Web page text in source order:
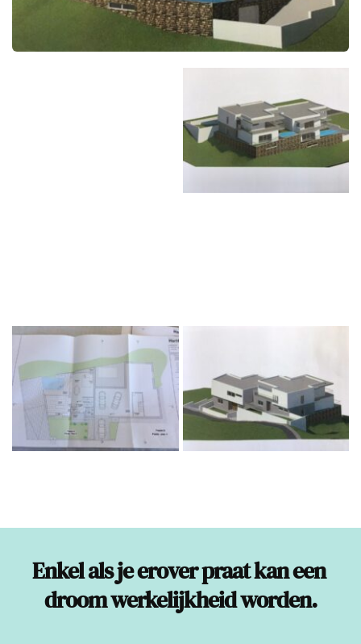
Enkel als je erover praat kan een
droom werkelijkheid worden.